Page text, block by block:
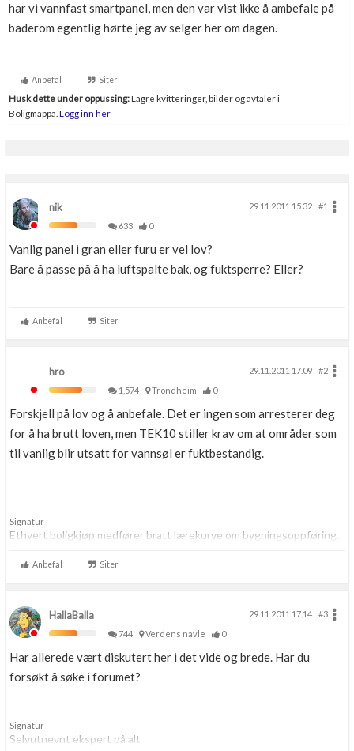
Boligmappa+
Få mer ut av Boligmappa
har vi vannfast smartpanel, men den var vist ikke å ambefale på
baderom egentlig hørte jeg av selger her om dagen.
Anbefal Siter
Husk dette under oppussing:Lagre kvitteringer, bilder og avtaler i
Boligmappa. Logg inn her
nik 29.11.2011 15.32
#1
633
0
Vanlig panel i gran eller furu er vel lov?
Bare å passe på å ha luftspalte bak, og fuktsperre? Eller?
Anbefal Siter
hro 29.11.2011 17.09
#2
1,574
Trondheim 0
Forskjell på lov og å anbefale. Det er ingen som arresterer deg
for å ha brutt loven, men TEK10 stiller krav om at områder som
til vanlig blir utsatt for vannsøl er fuktbestandig.
Signatur
Ethvert boligkjøp medfører bratt lærekurve om bygningsoppføring.
Anbefal Siter
HallaBalla 29.11.2011 17.14
#3
744
Verdens navle 0
Har allerede vært diskutert her i det vide og brede. Har du
forsøkt å søke i forumet?
Signatur
Selvutnevnt ekspert på alt